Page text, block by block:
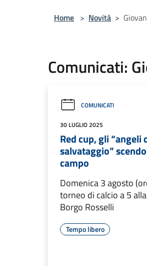
Home > Novità >
Comunicati:
COMUNICATI
30 LUGLIO 2025
Red cup, gli “angeli
salvataggio”
campo
Domenica 3 agosto
torneo di calcio a 5
Borgo Rosselli
Tempo libero